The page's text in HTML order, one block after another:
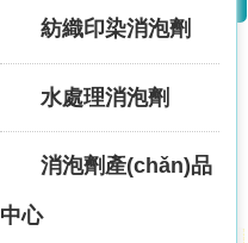
紡織印染消泡劑
水處理消泡劑
消泡劑產(chǎn)品
中心